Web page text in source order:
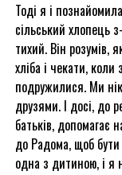
Тоді я і
сільський хлопець
тихий. Він розумів,
хліба і чекати, коли
подружилися. Ми
друзями. І досі, до
батьків, допомагає
до Радома, щоб
одна з дитиною, і я